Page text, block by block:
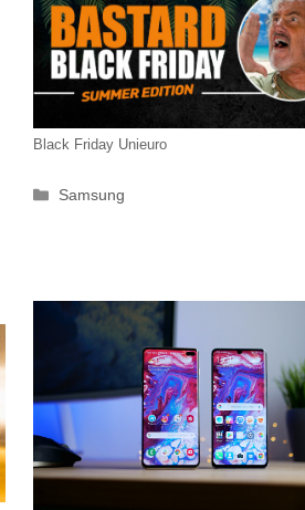
Black Friday Unieuro
Categorie
Samsung